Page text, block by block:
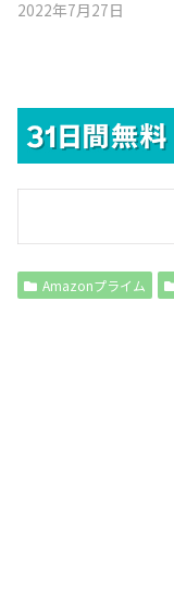
2022年7月27日
Amazonプライム